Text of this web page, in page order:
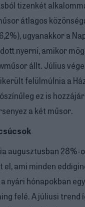
tizenkét
átlagos
ugyanakkor a
nyerni, amikor
állt. Július
felülmúlnia a
ez is
a két műsor.
augusztusban 28%-
ami minden
nyári hónapokban
felé. A júliusi trend